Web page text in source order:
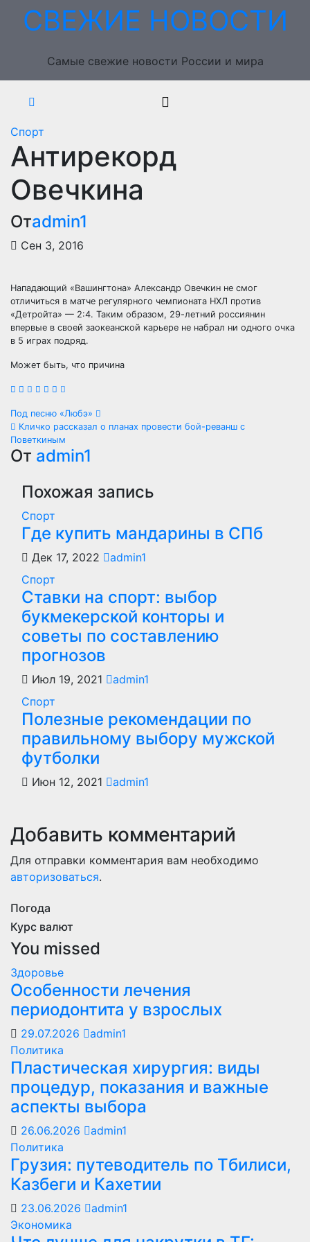
ПерейтиСВЕЖИЕ НОВОСТИ
Самые свежие новости России и мира
Спорт
Антирекорд
Овечкина
Отadmin1
Сен 3, 2016
Нападающий «Вашингтона» Александр Овечкин не смог
отличиться в матче регулярного чемпионата НХЛ против
«Детройта» — 2:4. Таким образом, 29-летний россиянин
впервые в своей заокеанской карьере не набрал ни одного очка
в 5 играх подряд.
Может быть, что причина
Навигация
по
записям
Под песню «Любэ»
Кличко рассказал о планах провести бой-реванш с
Поветкиным
От admin1
Похожая запись
Спорт
Где купить мандарины в СПб
Дек 17, 2022
admin1
Спорт
Ставки на спорт: выбор
букмекерской конторы и
советы по составлению
прогнозов
Июл 19, 2021
admin1
Спорт
Полезные рекомендации по
правильному выбору мужской
футболки
Июн 12, 2021 admin1
Добавить комментарий
Для отправки комментария вам необходимо
авторизоваться.
Погода
Курс валют
You missed
Здоровье
Особенности лечения
периодонтита у взрослых
29.07.2026
admin1
Политика
Пластическая хирургия: виды
процедур, показания и важные
аспекты выбора
26.06.2026
admin1
Политика
Грузия: путеводитель по Тбилиси,
Казбеги и Кахетии
23.06.2026
admin1
Экономика